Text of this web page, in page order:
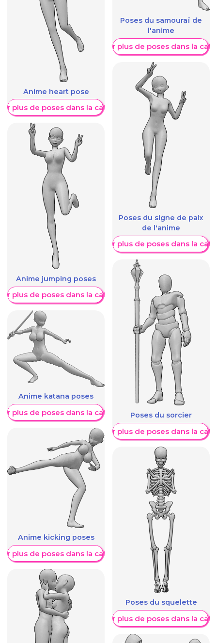
Anime heart pose
plus de poses dans la catégorie
Anime jumping poses
plus de poses dans la catégorie
Anime katana poses
plus de poses dans la catégorie
Anime kicking poses
plus de poses dans la catégorie
Poses du samouraï de
l'anime
Afficher plus de poses dans la
Poses du signe de paix
de l'anime
Afficher plus de poses dans la
Poses du sorcier
Afficher plus de poses dans la
Poses du squelette
Afficher plus de poses dans la